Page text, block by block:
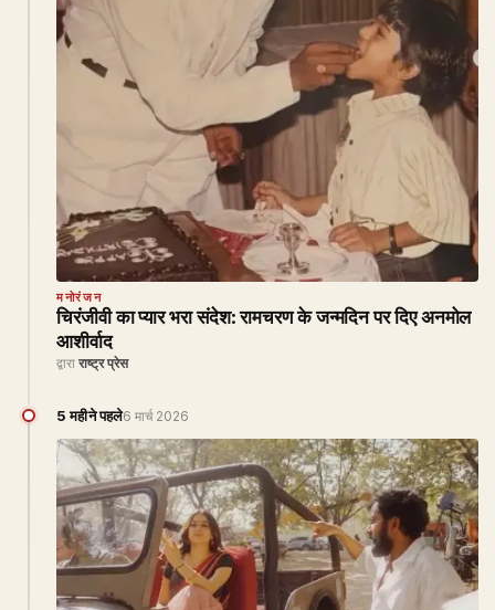
मनोरंजन
चिरंजीवी का प्यार भरा संदेश: रामचरण के जन्मदिन पर दिए अनमोल
आशीर्वाद
द्वारा राष्ट्र प्रेस
5 महीने पहले6 मार्च 2026